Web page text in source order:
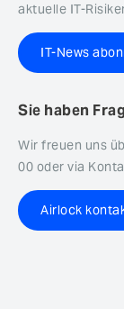
aktuelle IT-
IT-News
Sie haben
Wir freuen uns
00 oder via
Airlock